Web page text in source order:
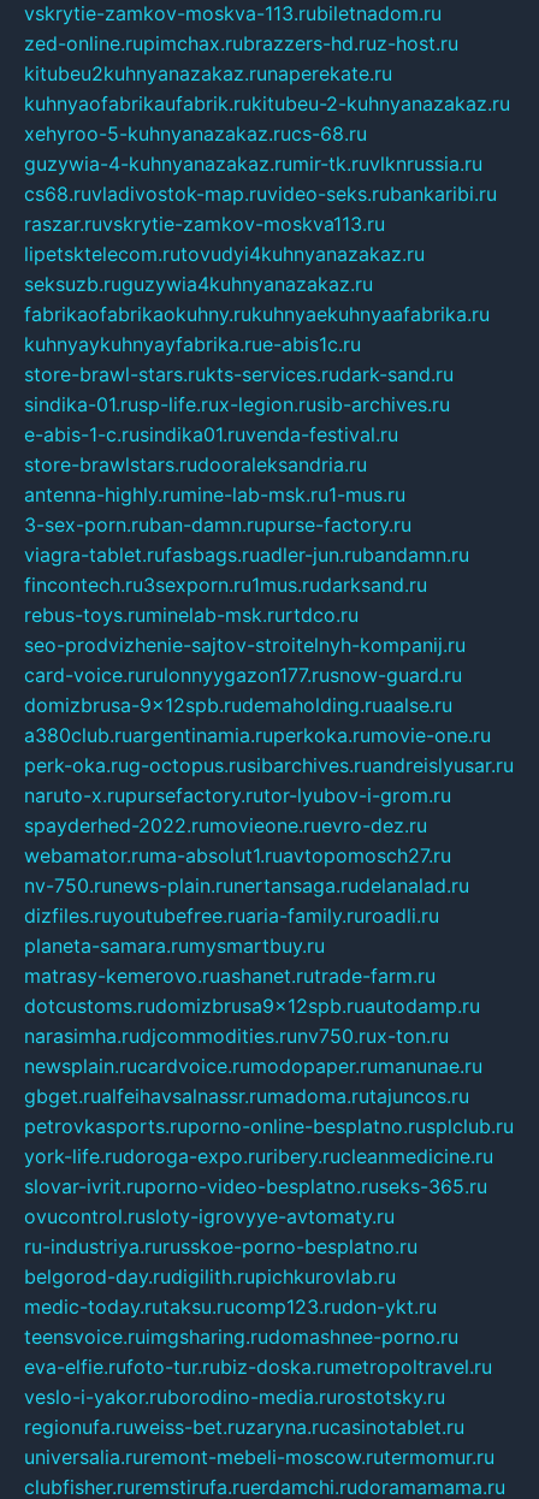
vskrytie-zamkov-moskva-113.rubiletnadom.ru
zed-online.rupimchax.rubrazzers-hd.ruz-host.ru
kitubeu2kuhnyanazakaz.runaperekate.ru
kuhnyaofabrikaufabrik.rukitubeu-2-kuhnyanazakaz.ru
xehyroo-5-kuhnyanazakaz.rucs-68.ru
guzywia-4-kuhnyanazakaz.rumir-tk.ruvlknrussia.ru
cs68.ruvladivostok-map.ruvideo-seks.rubankaribi.ru
raszar.ruvskrytie-zamkov-moskva113.ru
lipetsktelecom.rutovudyi4kuhnyanazakaz.ru
seksuzb.ruguzywia4kuhnyanazakaz.ru
fabrikaofabrikaokuhny.rukuhnyaekuhnyaafabrika.ru
kuhnyaykuhnyayfabrika.rue-abis1c.ru
store-brawl-stars.rukts-services.rudark-sand.ru
sindika-01.rusp-life.rux-legion.rusib-archives.ru
e-abis-1-c.rusindika01.ruvenda-festival.ru
store-brawlstars.rudooraleksandria.ru
antenna-highly.rumine-lab-msk.ru1-mus.ru
3-sex-porn.ruban-damn.rupurse-factory.ru
viagra-tablet.rufasbags.ruadler-jun.rubandamn.ru
fincontech.ru3sexporn.ru1mus.rudarksand.ru
rebus-toys.ruminelab-msk.rurtdco.ru
seo-prodvizhenie-sajtov-stroitelnyh-kompanij.ru
card-voice.rurulonnyygazon177.rusnow-guard.ru
domizbrusa-9x12spb.rudemaholding.ruaalse.ru
a380club.ruargentinamia.ruperkoka.rumovie-one.ru
perk-oka.rug-octopus.rusibarchives.ruandreislyusar.ru
naruto-x.rupursefactory.rutor-lyubov-i-grom.ru
spayderhed-2022.rumovieone.ruevro-dez.ru
webamator.ruma-absolut1.ruavtopomosch27.ru
nv-750.runews-plain.runertansaga.rudelanalad.ru
dizfiles.ruyoutubefree.ruaria-family.ruroadli.ru
planeta-samara.rumysmartbuy.ru
matrasy-kemerovo.ruashanet.rutrade-farm.ru
dotcustoms.rudomizbrusa9x12spb.ruautodamp.ru
narasimha.rudjcommodities.runv750.rux-ton.ru
newsplain.rucardvoice.rumodopaper.rumanunae.ru
gbget.rualfeihavsalnassr.rumadoma.rutajuncos.ru
petrovkasports.ruporno-online-besplatno.rusplclub.ru
york-life.rudoroga-expo.ruribery.rucleanmedicine.ru
slovar-ivrit.ruporno-video-besplatno.ruseks-365.ru
ovucontrol.rusloty-igrovyye-avtomaty.ru
ru-industriya.rurusskoe-porno-besplatno.ru
belgorod-day.rudigilith.rupichkurovlab.ru
medic-today.rutaksu.rucomp123.rudon-ykt.ru
teensvoice.ruimgsharing.rudomashnee-porno.ru
eva-elfie.rufoto-tur.rubiz-doska.rumetropoltravel.ru
veslo-i-yakor.ruborodino-media.rurostotsky.ru
regionufa.ruweiss-bet.ruzaryna.rucasinotablet.ru
universalia.ruremont-mebeli-moscow.rutermomur.ru
clubfisher.ruremstirufa.ruerdamchi.rudoramamama.ru